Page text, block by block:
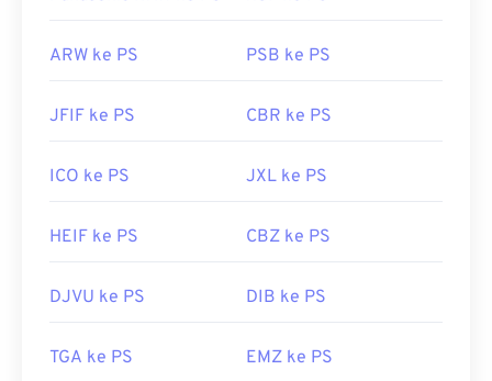
ARW ke PS PSB ke PS
JFIF ke PS CBR ke PS
ICO ke PS JXL ke PS
HEIF ke PS CBZ ke PS
DJVU ke PS DIB ke PS
TGA ke PS EMZ ke PS